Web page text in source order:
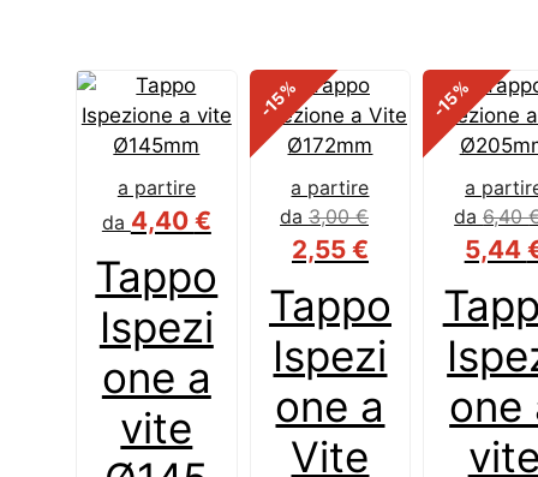
Tappo
Ispezi
one a
vite
a partire
da 4,40 €
-15
%
Tappo
Ispezi
one a
Vite
a partire
da 3,00€
2,55 €
-15
%
one
a
da6,40
5,44